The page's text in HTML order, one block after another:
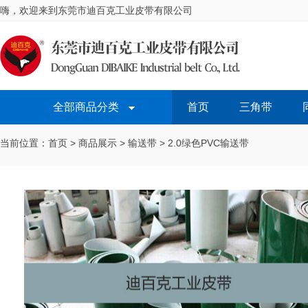
嗨，欢迎来到东莞市迪百克工业皮带有限公司
全部商品分类 首页 三角带
当前位置：首页 > 商品展示 > 输送带 > 2.0绿色PVC输送带